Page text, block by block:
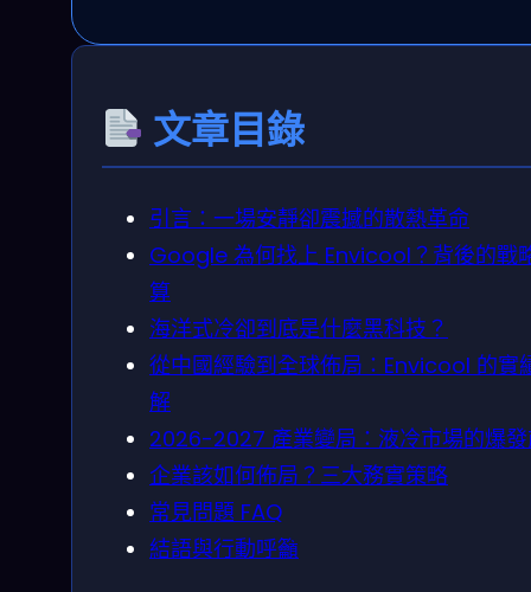
文章目錄
引言：一場安靜卻震撼的散熱革命
Google 為何找上 Envicool？背後的戰
算
海洋式冷卻到底是什麼黑科技？
從中國經驗到全球佈局：Envicool 的實
解
2026-2027 產業變局：液冷市場的爆
企業該如何佈局？三大務實策略
常見問題 FAQ
結語與行動呼籲